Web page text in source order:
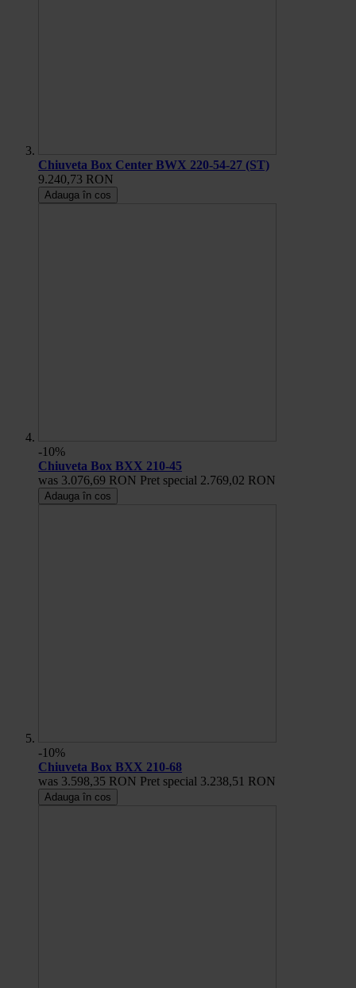
Chiuveta Box Center BWX 220-54-27 (ST)
9.240,73 RON
Adauga în cos
-10%
Chiuveta Box BXX 210-45
was 3.076,69 RON Pret special 2.769,02 RON
Adauga în cos
-10%
Chiuveta Box BXX 210-68
was 3.598,35 RON Pret special 3.238,51 RON
Adauga în cos